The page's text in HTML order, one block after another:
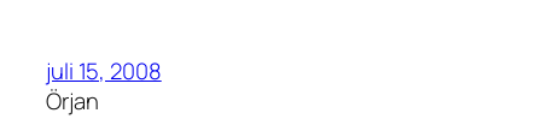
juli 15, 2008
Örjan